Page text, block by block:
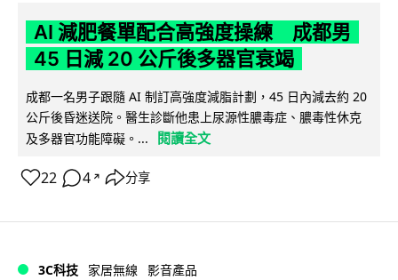
AI 減肥餐單配合高強度操練 成都男
45 日減 20 公斤後多器官衰竭
成都一名男子跟隨 AI 制訂高強度減脂計劃，45 日內減去約 20
公斤後昏迷送院。醫生診斷他患上尿源性膿毒症、膿毒性休克
及多器官功能障礙。...
閱讀全文
22 4 ↗ 分享
3C科技 家居無線 影音產品